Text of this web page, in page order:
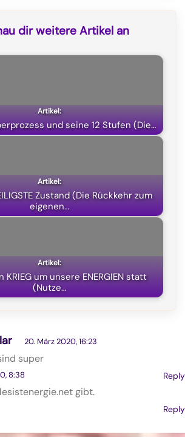
a
m
p
p
T
t
e
dir weitere Artikel an
und seine 12 Stufen (Die…
Zustand (Die Rückkehr zum
eigenen…
KRIEG um unsere ENERGIEN statt
(Nutze…
20. März 2020, 16:23
super
Reply
8:38
gibt.
Reply